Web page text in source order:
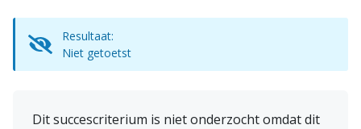
Resultaat:
Niet getoetst
Dit succescriterium is niet onderzocht omdat dit